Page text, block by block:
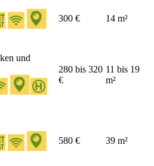
300 €
14 m²
und
280 bis 320
€
11 bis 19
m²
580 € 39 m²